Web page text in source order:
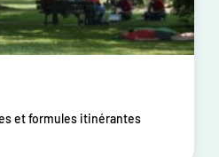
et formules itinérantes